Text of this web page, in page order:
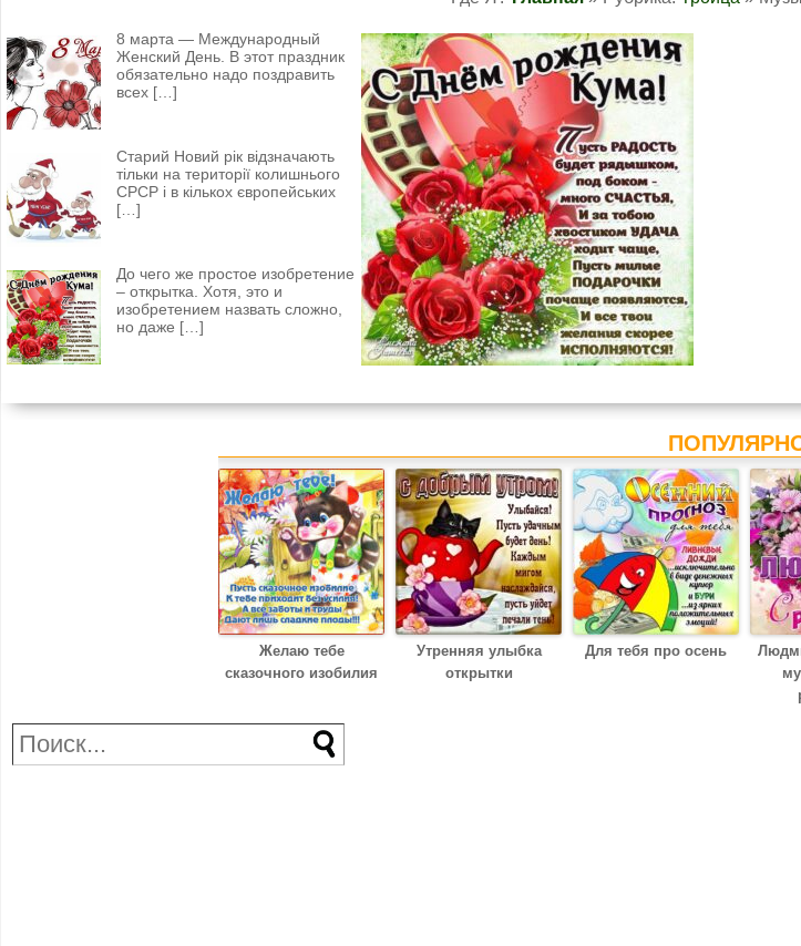
8 марта — Международный
Женский День. В этот праздник
обязательно надо поздравить
всех […]
Старий Новий рік відзначають
тільки на території колишнього
СРСР і в кількох європейських
[…]
До чего же простое изобретение
– открытка. Хотя, это и
изобретением назвать сложно,
но даже […]
Желаю тебе
сказочного изобилия
Утренняя улыбка
открытки
Для тебя про осень